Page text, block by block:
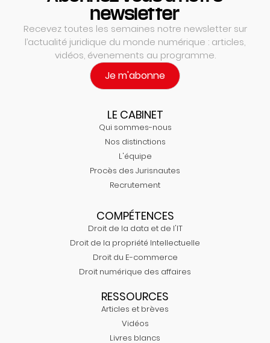
newsletter
Recevez toutes les semaines notre newsletter sur
l’actualité juridique du monde numérique : articles,
vidéos, évenements au programme.
Je m'abonne
LE CABINET
Qui sommes-nous
Nos distinctions
L'équipe
Procès des Jurisnautes
Recrutement
COMPÉTENCES
Droit de la data et de l'IT
Droit de la propriété Intellectuelle
Droit du E-commerce
Droit numérique des affaires
RESSOURCES
Articles et brèves
Vidéos
Livres blancs